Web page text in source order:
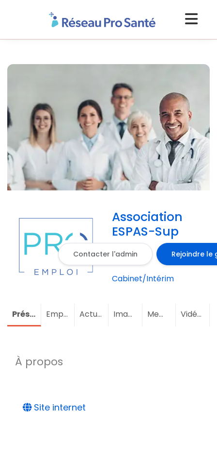
Association
ESPAS-Sup
Contacter l'admin Rejoindre le
Cabinet/Intérim
Présentation Emploi Actualités Images Membres (1)Vidéos
À propos
Site internet